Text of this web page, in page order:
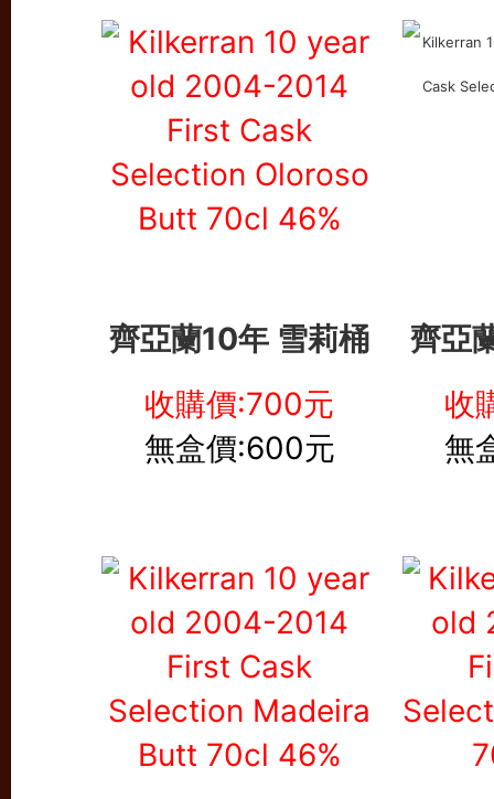
齊亞蘭10年 雪莉桶
齊亞
收購價:700元
無盒價:600元
收
無